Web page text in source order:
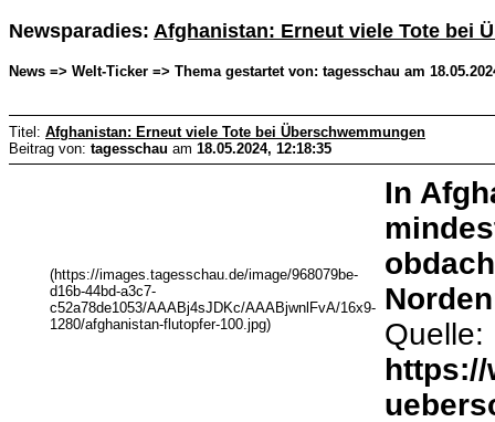
Newsparadies: Afghanistan: Erneut viele Tote bei
News => Welt-Ticker => Thema gestartet von: tagesschau am
Titel: Afghanistan: Erneut viele Tote bei Überschwemmungen
Beitrag von: tagesschau am 18.05.2024, 12:18:35
(https://images.tagesschau.de/image/968079be-
d16b-44bd-a3c7-
c52a78de1053/AAABj4sJDKc/AAABjwnlFvA/16x9-
1280/afghanistan-flutopfer-100.jpg)
In
Quelle: